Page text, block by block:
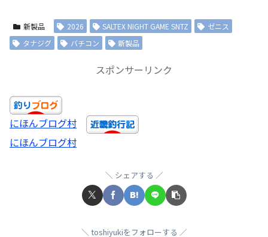
新製品 2026 SALTEX NIGHT GAME SNTZ
ゼニス
タナジグ
バチコン 新製品
スポンサーリンク
にほんブログ村
にほんブログ村
シェアする
toshiyukiをフォローする